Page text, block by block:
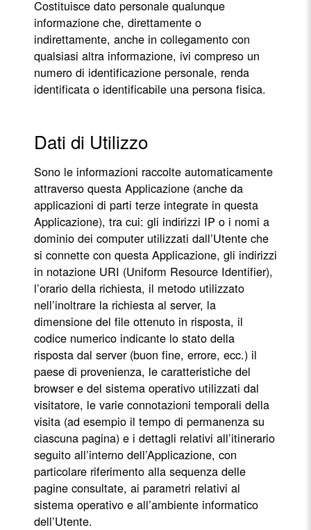
Costituisce dato personale qualunque
informazione che, direttamente o
indirettamente, anche in collegamento con
qualsiasi altra informazione, ivi compreso un
numero di identificazione personale, renda
identificata o identificabile una persona fisica.
Dati di Utilizzo
Sono le informazioni raccolte automaticamente
attraverso questa Applicazione (anche da
applicazioni di parti terze integrate in questa
Applicazione), tra cui: gli indirizzi IP o i nomi a
dominio dei computer utilizzati dall’Utente che
si connette con questa Applicazione, gli indirizzi
in notazione URI (Uniform Resource Identifier),
l’orario della richiesta, il metodo utilizzato
nell’inoltrare la richiesta al server, la
dimensione del file ottenuto in risposta, il
codice numerico indicante lo stato della
risposta dal server (buon fine, errore, ecc.) il
paese di provenienza, le caratteristiche del
browser e del sistema operativo utilizzati dal
visitatore, le varie connotazioni temporali della
visita (ad esempio il tempo di permanenza su
ciascuna pagina) e i dettagli relativi all’itinerario
seguito all’interno dell’Applicazione, con
particolare riferimento alla sequenza delle
pagine consultate, ai parametri relativi al
sistema operativo e all’ambiente informatico
dell’Utente.